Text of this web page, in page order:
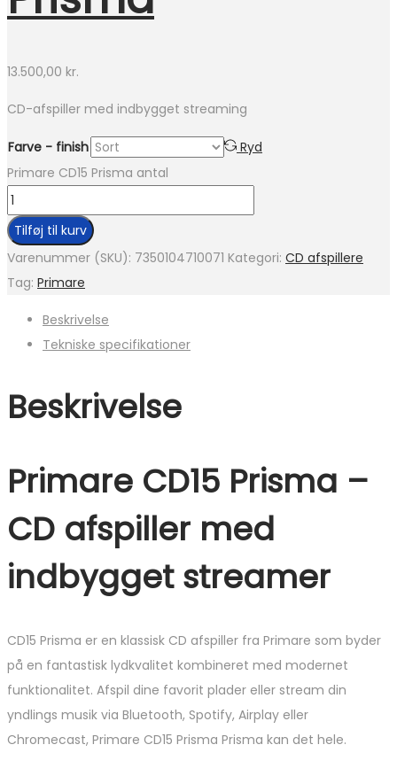
13.500,00 kr.
CD-afspiller med indbygget streaming
Farve - finish
Ryd
Primare CD15 Prisma antal
Tilføj til kurv
Varenummer (SKU): 7350104710071 Kategori: CD afspillere
Tag: Primare
Beskrivelse
Tekniske specifikationer
Beskrivelse
Primare CD15 Prisma –
CD afspiller med
indbygget streamer
CD15 Prisma er en klassisk CD afspiller fra Primare som byder
på en fantastisk lydkvalitet kombineret med modernet
funktionalitet. Afspil dine favorit plader eller stream din
yndlings musik via Bluetooth, Spotify, Airplay eller
Chromecast, Primare CD15 Prisma Prisma kan det hele.